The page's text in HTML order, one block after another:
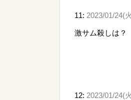
11: 2023/01/24(
激サム殺しは？
12: 2023/01/24(